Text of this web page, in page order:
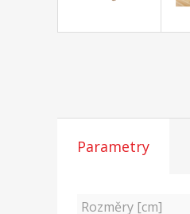
Parametry
Rozměry [cm]